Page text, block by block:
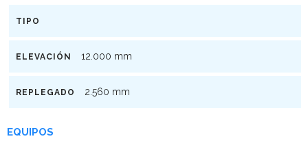
TIPO
ELEVACIÓN 12.000 mm
REPLEGADO 2.560 mm
EQUIPOS